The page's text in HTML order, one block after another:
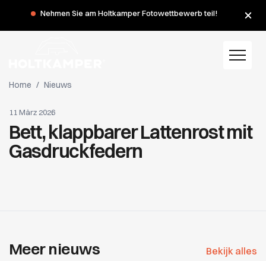
Nehmen Sie am Holtkamper Fotowettbewerb teil!
Home / Nieuws
11 März 2026
Bett, klappbarer Lattenrost mit
Gasdruckfedern
Meer nieuws Bekijk alles